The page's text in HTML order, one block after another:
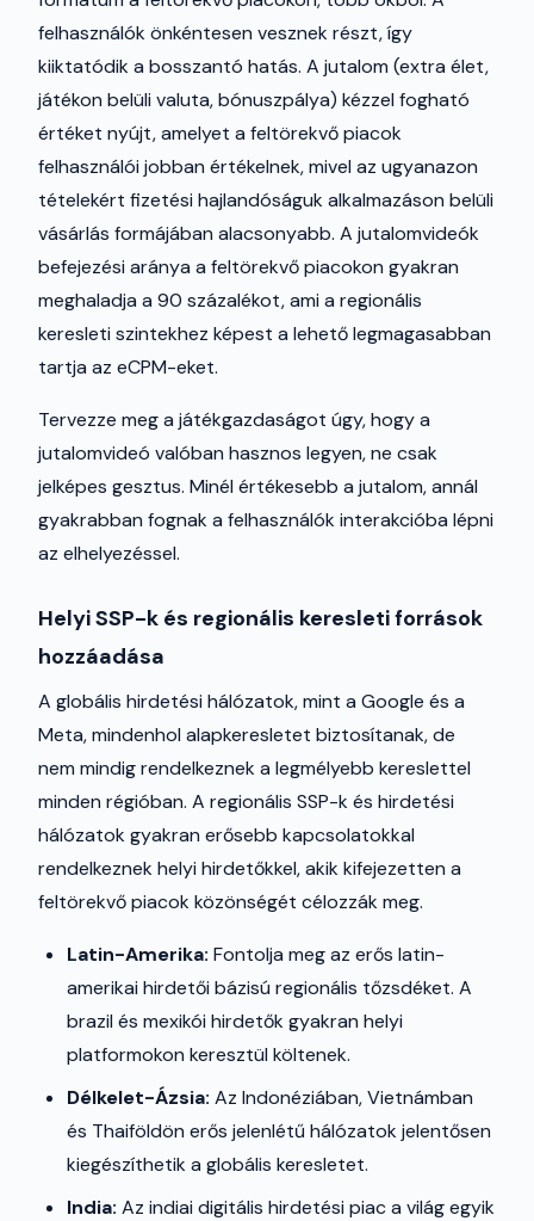
felhasználók önkéntesen vesznek részt, így
kiiktatódik a bosszantó hatás. A jutalom (extra élet,
játékon belüli valuta, bónuszpálya) kézzel fogható
értéket nyújt, amelyet a feltörekvő piacok
felhasználói jobban értékelnek, mivel az ugyanazon
tételekért fizetési hajlandóságuk alkalmazáson belüli
vásárlás formájában alacsonyabb. A jutalomvideók
befejezési aránya a feltörekvő piacokon gyakran
meghaladja a 90 százalékot, ami a regionális
keresleti szintekhez képest a lehető legmagasabban
tartja az eCPM-eket.
Tervezze meg a játékgazdaságot úgy, hogy a
jutalomvideó valóban hasznos legyen, ne csak
jelképes gesztus. Minél értékesebb a jutalom, annál
gyakrabban fognak a felhasználók interakcióba lépni
az elhelyezéssel.
Helyi SSP-k és regionális keresleti források
hozzáadása
A globális hirdetési hálózatok, mint a Google és a
Meta, mindenhol alapkeresletet biztosítanak, de
nem mindig rendelkeznek a legmélyebb kereslettel
minden régióban. A regionális SSP-k és hirdetési
hálózatok gyakran erősebb kapcsolatokkal
rendelkeznek helyi hirdetőkkel, akik kifejezetten a
feltörekvő piacok közönségét célozzák meg.
Latin-Amerika: Fontolja meg az erős latin-
amerikai hirdetői bázisú regionális tőzsdéket. A
brazil és mexikói hirdetők gyakran helyi
platformokon keresztül költenek.
Délkelet-Ázsia: Az Indonéziában, Vietnámban
és Thaiföldön erős jelenlétű hálózatok jelentősen
kiegészíthetik a globális keresletet.
India: Az indiai digitális hirdetési piac a világ egyik